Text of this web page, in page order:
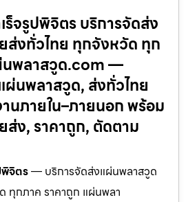
จรูปพิจิตร บริการจัดส่ง
ส่งทั่วไทย ทุกจังหวัด ทุก
นพลาสวูด.com —
ผ่นพลาสวูด, ส่งทั่วไทย
นภายใน–ภายนอก พร้อม
ง, ราคาถูก, ตัดตาม
จิตร— บริการจัดส่งแผ่นพลาสวูด
ทุกภาค ราคาถูก แผ่นพลา